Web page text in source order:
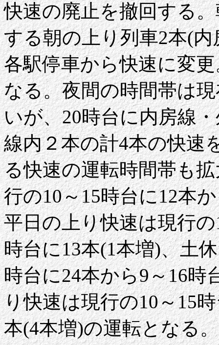
快速の廃止を撤回する
する朝の上り列車2本(
各駅停車から快速に変
なる。夜間の時間帯は
いが、20時台に内房線
線内２本の計4本の快速
る快速の運転時間帯も
行の10～15時台に12本
平日の上り快速は現行
時台に13本(1本増)、土
時台に24本から9～16時
り快速は現行の10～15
本(4本増)の運転となる。